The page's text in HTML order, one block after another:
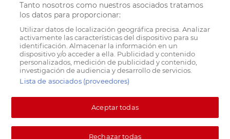
Tanto nosotros como nuestros asociados tratamos
los datos para proporcionar:
Utilizar datos de localización geográfica precisa. Analizar
activamente las características del dispositivo para su
identificación. Almacenar la información en un
dispositivo y/o acceder a ella. Publicidad y contenido
personalizados, medición de publicidad y contenido,
investigación de audiencia y desarrollo de servicios.
Lista de asociados (proveedores)
Aceptar todas
Rechazar todas